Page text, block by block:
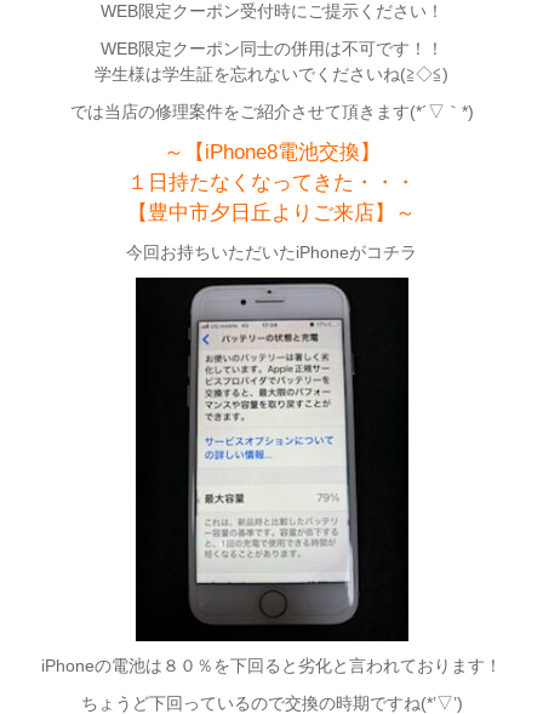
WEB限定クーポン受付時にご提示ください！
WEB限定クーポン同士の併用は不可です！！
学生様は学生証を忘れないでくださいね(≧◇≦)
では当店の修理案件をご紹介させて頂きます(*´▽｀*)
～【iPhone8電池交換】
１日持たなくなってきた・・・
【豊中市夕日丘よりご来店】～
今回お持ちいただいたiPhoneがコチラ
iPhoneの電池は８０％を下回ると劣化と言われております！
ちょうど下回っているので交換の時期ですね(*’▽’)